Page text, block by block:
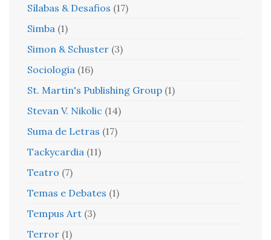
Sílabas & Desafios (17)
Simba (1)
Simon & Schuster (3)
Sociologia (16)
St. Martin's Publishing Group (1)
Stevan V. Nikolic (14)
Suma de Letras (17)
Tackycardia (11)
Teatro (7)
Temas e Debates (1)
Tempus Art (3)
Terror (1)